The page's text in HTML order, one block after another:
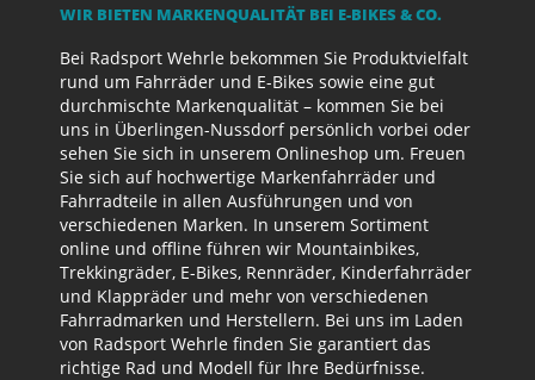
WIR BIETEN MARKENQUALITÄT BEI E-BIKES & CO.
Bei Radsport Wehrle bekommen Sie Produktvielfalt
rund um Fahrräder und E-Bikes sowie eine gut
durchmischte Markenqualität – kommen Sie bei
uns in Überlingen-Nussdorf persönlich vorbei oder
sehen Sie sich in unserem Onlineshop um. Freuen
Sie sich auf hochwertige Markenfahrräder und
Fahrradteile in allen Ausführungen und von
verschiedenen Marken. In unserem Sortiment
online und offline führen wir Mountainbikes,
Trekkingräder, E-Bikes, Rennräder, Kinderfahrräder
und Klappräder und mehr von verschiedenen
Fahrradmarken und Herstellern. Bei uns im Laden
von Radsport Wehrle finden Sie garantiert das
richtige Rad und Modell für Ihre Bedürfnisse.